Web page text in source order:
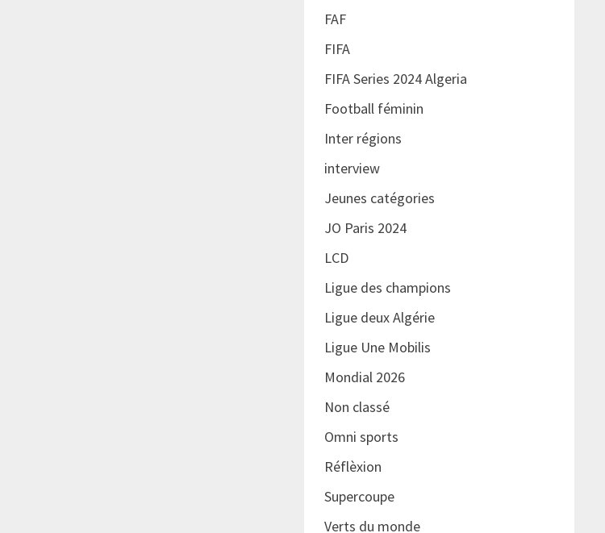
FAF
FIFA
FIFA Series 2024 Algeria
Football féminin
Inter régions
interview
Jeunes catégories
JO Paris 2024
LCD
Ligue des champions
Ligue deux Algérie
Ligue Une Mobilis
Mondial 2026
Non classé
Omni sports
Réflèxion
Supercoupe
Verts du monde